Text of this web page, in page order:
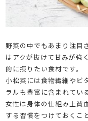
野菜の中でもあまり注目
はアクが抜けて甘みが強
的に摂りたい食材です。
小松菜には食物繊維やビ
ラルも豊富に含まれてい
女性は身体の仕組み上貧
する習慣をつけておくこ